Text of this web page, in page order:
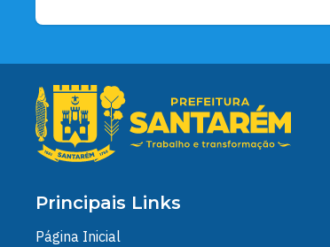
Principais Links
Página Inicial